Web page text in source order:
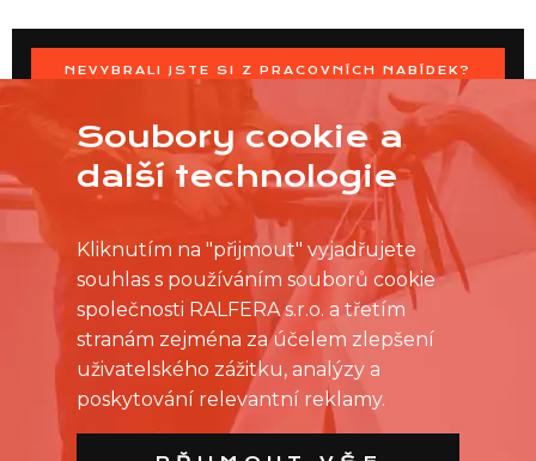
NEVYBRALI JSTE SI Z PRACOVNÍCH NABÍDEK?
OSLOVTE PRODEJNU PŘÍMO S VAŠIMI ČASOVÝMI
MOŽNOSTMI
Soubory cookie a
další technologie
Kliknutím na "přijmout" vyjadřujete
souhlas s používáním souborů cookie
společnosti RALFERA s.r.o. a třetím
stranám zejména za účelem zlepšení
uživatelského zážitku, analýzy a
poskytování relevantní reklamy.